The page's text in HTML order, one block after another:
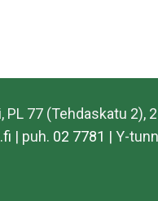
PL 77 (Tehdaskatu 2),
| puh. 02 7781 | Y-